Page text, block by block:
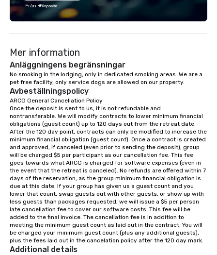
challenge courses for a day full of
adventure. Our team can help assist
snack options to make your day with
your team enjoyable and successful.
We have a large dining hall that can
serve 450 guests at a time. But, if you
would like a more intimate upscale
option, our full catering team can work
with you to create the meal of your
dreams! If you would like to use a
meeting room we have a number of
different rooms that are available,
from boardrooms to large venues. We
have cozy lodging options ranging
anywhere from cabins to cottages.
Wake up under the canopy in a
forested paradise at whatever level
of creature comfort your team
prefers. Call or email us today to plan
your retreat!
Från
Mer information
Anläggningens begränsningar
No smoking in the lodging, only in dedicated smoking areas. We are a
pet free facility, only service dogs are allowed on our property.
Avbeställningspolicy
ARCG General Cancellation Policy
Once the deposit is sent to us, it is not refundable and
nontransferable. We will modify contracts to lower minimum financial
obligations (guest count) up to 120 days out from the retreat date.
After the 120 day point, contracts can only be modified to increase the
minimum financial obligation (guest count). Once a contract is created
and approved, if canceled (even prior to sending the deposit), group
will be charged $5 per participant as our cancellation fee. This fee
goes towards what ARCG is charged for software expenses (even in
the event that the retreat is canceled). No refunds are offered within 7
days of the reservation, as the group minimum financial obligation is
due at this date. If your group has given us a guest count and you
lower that count, swap guests out with other guests, or show up with
less guests than packages requested, we will issue a $5 per person
late cancellation fee to cover our software costs. This fee will be
added to the final invoice. The cancellation fee is in addition to
meeting the minimum guest count as laid out in the contract. You will
be charged your minimum guest count (plus any additional guests),
plus the fees laid out in the cancelation policy after the 120 day mark.
Additional details